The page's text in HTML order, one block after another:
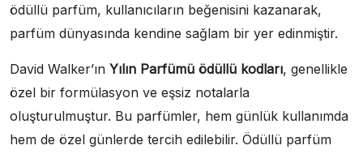
ödüllü parfüm, kullanıcıların beğenisini kazanarak,
parfüm dünyasında kendine sağlam bir yer edinmiştir.
David Walker’ın Yılın Parfümü ödüllü kodları, genellikle
özel bir formülasyon ve eşsiz notalarla
oluşturulmuştur. Bu parfümler, hem günlük kullanımda
hem de özel günlerde tercih edilebilir. Ödüllü parfüm